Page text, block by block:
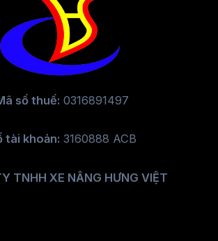
số thuế: 0316891497
tài khoản: 3160888 ACB
TNHH XE NÂNG HƯNG VIỆT